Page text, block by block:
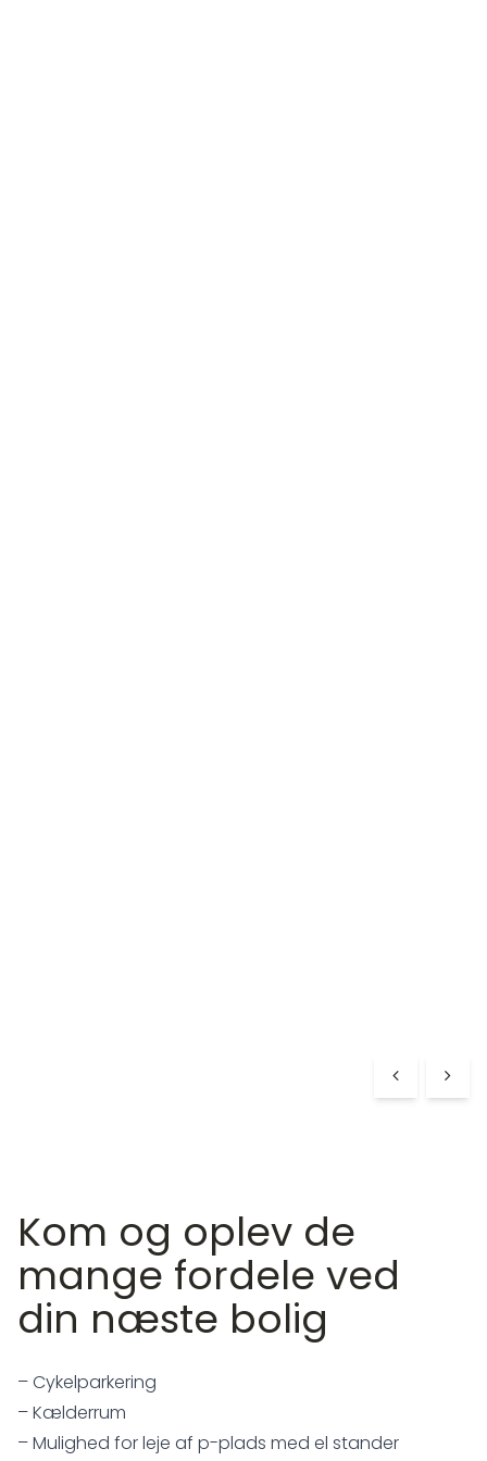
Kom og oplev de
mange fordele ved
din næste bolig
– Cykelparkering
– Kælderrum
– Mulighed for leje af p-plads med el stander